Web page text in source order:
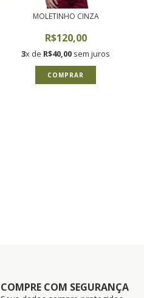
MOLETINHO CINZA
R$120,00
3x de R$40,00 sem juros
COMPRAR
COMPRE COM SEGURANÇA